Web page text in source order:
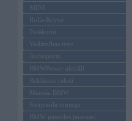
MINI
Rolls-Royce
Pasākumi
Vadāmības tests
Autosports
BMWPower aktuāli
Reklāmas raksti
Mēneša BMW
Sērijveida tūnings
BMW pasaules jaunumi